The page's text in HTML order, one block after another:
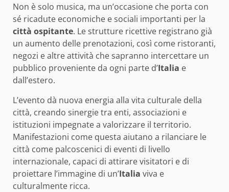
Non è solo musica, ma un’occasione che porta con
sé ricadute economiche e sociali importanti per la
città ospitante. Le strutture ricettive registrano già
un aumento delle prenotazioni, così come ristoranti,
negozi e altre attività che sapranno intercettare un
pubblico proveniente da ogni parte d’Italia e
dall’estero.
L’evento dà nuova energia alla vita culturale della
città, creando sinergie tra enti, associazioni e
istituzioni impegnate a valorizzare il territorio.
Manifestazioni come questa aiutano a rilanciare le
città come palcoscenici di eventi di livello
internazionale, capaci di attirare visitatori e di
proiettare l’immagine di un’Italia viva e
culturalmente ricca.